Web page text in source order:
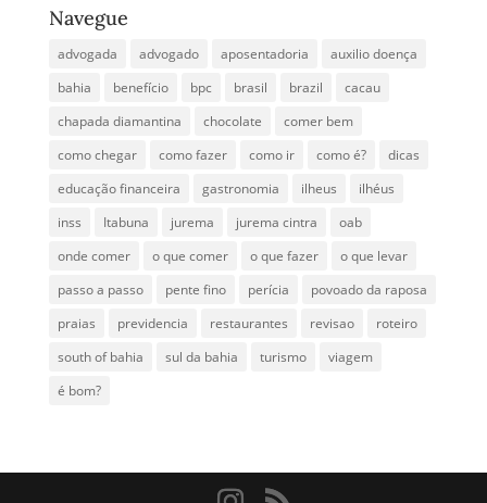
Navegue
advogada advogado aposentadoria
auxilio doença
bahia
benefício bpc brasil brazil
cacau
chapada diamantina
chocolate
comer bem
como chegar
como fazer como ir como é?
dicas
educação financeira
gastronomia ilheus
ilhéus
inss
Itabuna jurema jurema cintra
oab
onde comer
o que comer o que fazer
o que levar
passo a passo
pente fino perícia
povoado da raposa
praias
previdencia restaurantes revisao
roteiro
south of bahia
sul da bahia turismo
viagem
é bom?